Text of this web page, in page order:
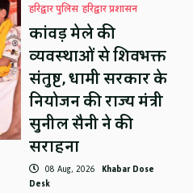
हरिद्वार पुलिस हरिद्वार प्रशासन
कांवड़ मेले की
व्यवस्थाओं से शिवभक्त
संतुष्ट, धामी सरकार के
नियोजन की राज्य मंत्री
सुनील सैनी ने की
सराहना
08 Aug, 2026 Khabar Dose
Desk